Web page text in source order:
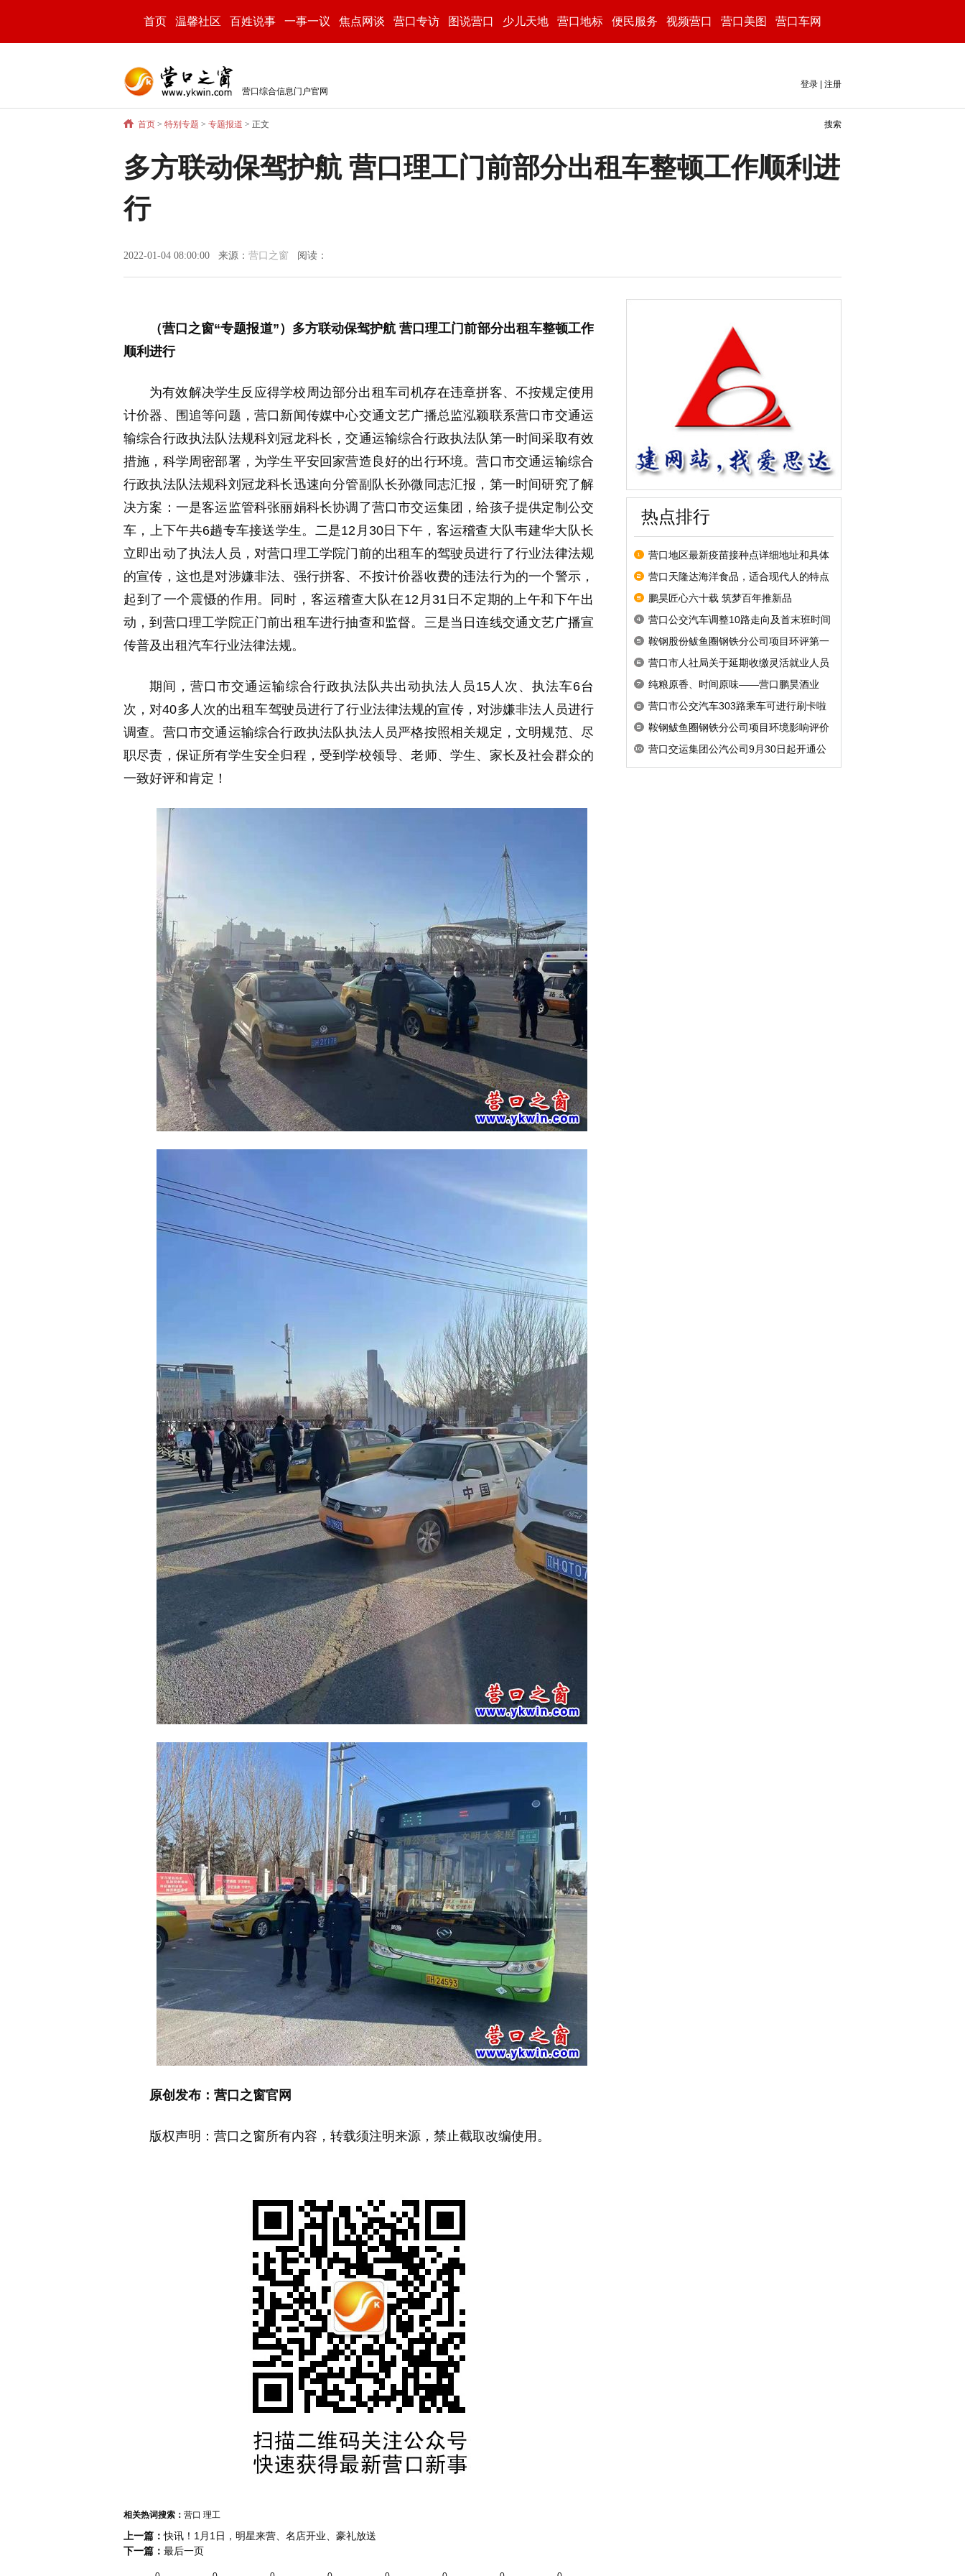
首页 温馨社区 百姓说事 一事一议 焦点网谈 营口专访 图说营口 少儿天地 营口地标 便民服务 视频营口 营口美图 营口车网
营口综合信息门户官网
登录 注册
搜索
首页 > 特别专题 > 专题报道 > 正文
多方联动保驾护航 营口理工门前部分出租车整顿工作顺利进
行
2022-01-04 08:00:00 来源： 营口之窗 阅读：
（营口之窗“专题报道”）多方联动保驾护航 营口理工门前部分出租车整顿工作
顺利进行
为有效解决学生反应得学校周边部分出租车司机存在违章拼客、不按规定使用
计价器、围追等问题，营口新闻传媒中心交通文艺广播总监泓颖联系营口市交通运
输综合行政执法队法规科刘冠龙科长，交通运输综合行政执法队第一时间采取有效
措施，科学周密部署，为学生平安回家营造良好的出行环境。营口市交通运输综合
行政执法队法规科刘冠龙科长迅速向分管副队长孙微同志汇报，第一时间研究了解
决方案：一是客运监管科张丽娟科长协调了营口市交运集团，给孩子提供定制公交
车，上下午共6趟专车接送学生。二是12月30日下午，客运稽查大队韦建华大队长
立即出动了执法人员，对营口理工学院门前的出租车的驾驶员进行了行业法律法规
的宣传，这也是对涉嫌非法、强行拼客、不按计价器收费的违法行为的一个警示，
起到了一个震慑的作用。同时，客运稽查大队在12月31日不定期的上午和下午出
动，到营口理工学院正门前出租车进行抽查和监督。三是当日连线交通文艺广播宣
传普及出租汽车行业法律法规。
期间，营口市交通运输综合行政执法队共出动执法人员15人次、执法车6台
次，对40多人次的出租车驾驶员进行了行业法律法规的宣传，对涉嫌非法人员进行
调查。营口市交通运输综合行政执法队执法人员严格按照相关规定，文明规范、尽
职尽责，保证所有学生安全归程，受到学校领导、老师、学生、家长及社会群众的
一致好评和肯定！
原创发布：营口之窗官网
版权声明：营口之窗所有内容，转载须注明来源，禁止截取改编使用。
相关热词搜索： 营口 理工
上一篇：快讯！1月1日，明星来营、名店开业、豪礼放送
下一篇： 最后一页
热点排行
营口地区最新疫苗接种点详细地址和具体
营口天隆达海洋食品，适合现代人的特点
鹏昊匠心六十载 筑梦百年推新品
营口公交汽车调整10路走向及首末班时间
鞍钢股份鲅鱼圈钢铁分公司项目环评第一
营口市人社局关于延期收缴灵活就业人员
纯粮原香、时间原味——营口鹏昊酒业
营口市公交汽车303路乘车可进行刷卡啦
鞍钢鲅鱼圈钢铁分公司项目环境影响评价
营口交运集团公汽公司9月30日起开通公
交